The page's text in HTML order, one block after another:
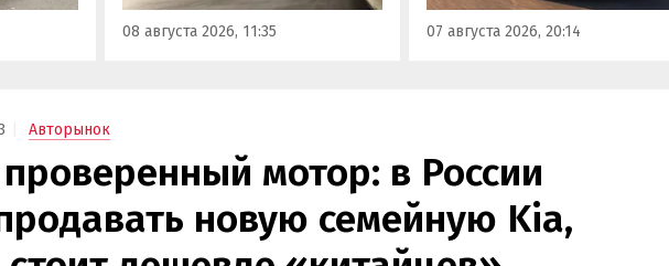
попадают машины китайской
сборки, стоящие на одном из
08 августа 2026, 11:35
всех расходов за него нужно
отдать минимум 1 500 000
07 августа 2026, 20:14
Авторынок
мотор: в России
новую семейную Kia,